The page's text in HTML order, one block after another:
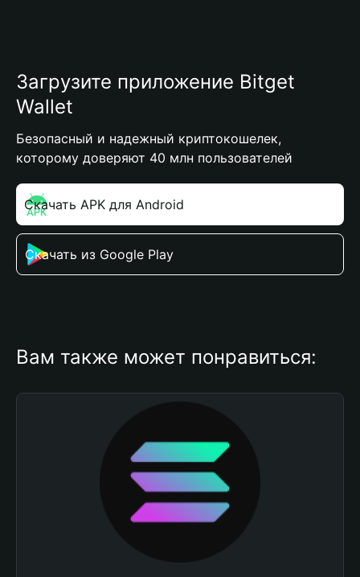
Загрузите приложение Bitget
Wallet
Безопасный и надежный криптокошелек,
которому доверяют 40 млн пользователей
Скачать APK для Android
Скачать из Google Play
Вам также может понравиться: